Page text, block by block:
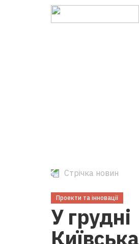
Стрічка новин
Проекти та інновації
У грудні
Київська